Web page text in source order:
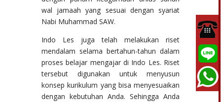
wal jamaah yang sesuai dengan syariat
Nabi Muhammad SAW.
Indo Les juga telah melakukan riset
mendalam selama bertahun-tahun dalam
proses belajar mengajar di Indo Les. Riset
tersebut digunakan untuk menyusun
konsep kurikulum yang bisa menyesuaikan
dengan kebutuhan Anda. Sehingga Anda